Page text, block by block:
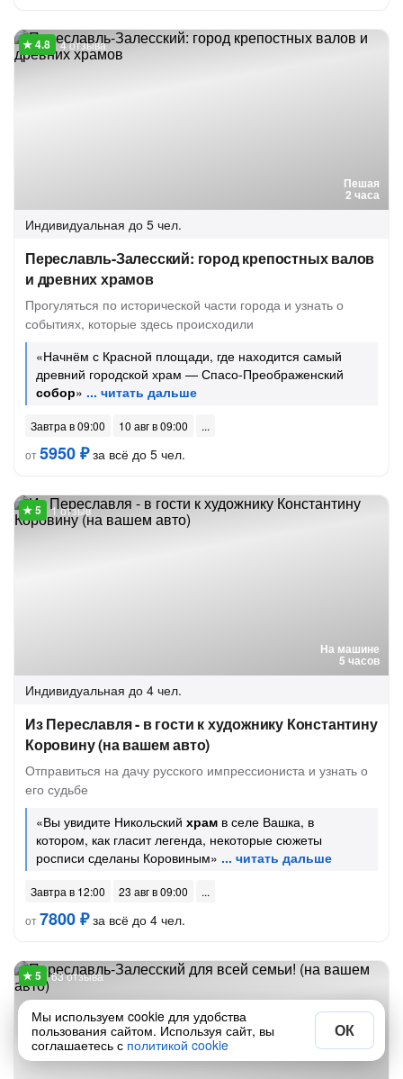
Пешая
2 часа
4 отзыва
Индивидуальная до 5 чел.
Переславль-Залесский: город крепостных валов
и древних храмов
Прогуляться по исторической части города и узнать о
событиях, которые здесь происходили
«Начнём с Красной площади, где находится самый
древний городской храм — Спасо-Преображенский
собор»
Завтра в 09:00
10 авг в 09:00
от5950 ₽за всё до 5 чел.
На машине
5 часов
1 отзыв
Индивидуальная до 4 чел.
Из Переславля - в гости к художнику Константину
Коровину (на вашем авто)
Отправиться на дачу русского импрессиониста и узнать о
его судьбе
«Вы увидите Никольский храм в селе Вашка, в
котором, как гласит легенда, некоторые сюжеты
росписи сделаны Коровиным»
Завтра в 12:00
23 авг в 09:00
от7800 ₽за всё до 4 чел.
63 отзыва
Мы используем cookie для удобства
пользования сайтом. Используя сайт, вы
соглашаетесь с политикой cookie
ОК